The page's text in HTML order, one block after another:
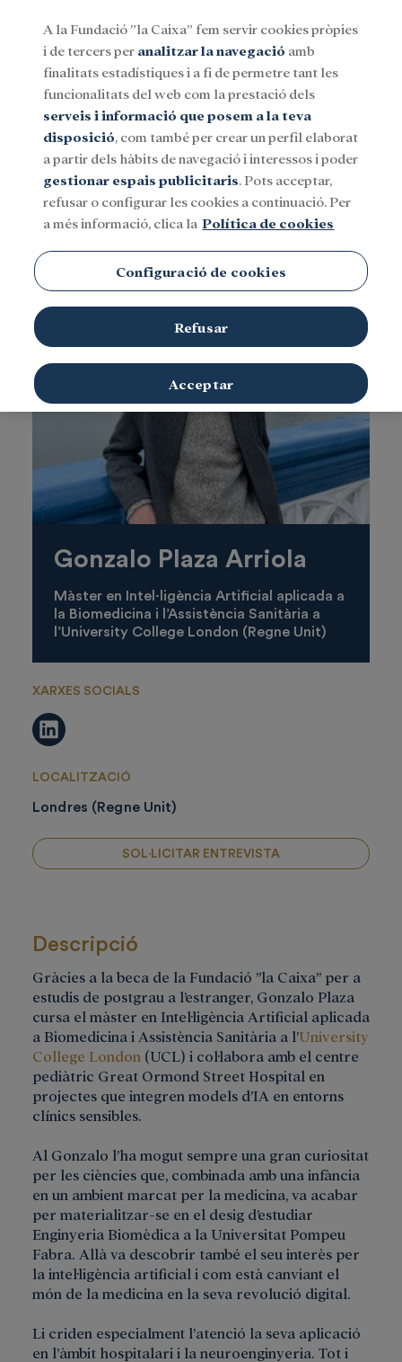
Menu
SocialInvestigació i bequesCultura
Gonzalo Plaza Arriola
Màster en Intel·ligència Artificial aplicada a
la Biomedicina i l’Assistència Sanitària a
l’University College London (Regne Unit)
XARXES SOCIALS
LOCALITZACIÓ
Londres (Regne Unit)
SOL·LICITAR ENTREVISTA
Descripció
Gràcies a la beca de la Fundació ”la Caixa” per a
estudis de postgrau a l’estranger, Gonzalo Plaza
cursa el màster en Intel·ligència Artificial aplicada
a Biomedicina i Assistència Sanitària a l’University
College London (UCL) i col·labora amb el centre
pediàtric Great Ormond Street Hospital en
projectes que integren models d’IA en entorns
clínics sensibles.
Al Gonzalo l’ha mogut sempre una gran curiositat
per les ciències que, combinada amb una infància
en un ambient marcat per la medicina, va acabar
per materialitzar-se en el desig d’estudiar
Enginyeria Biomèdica a la Universitat Pompeu
Fabra. Allà va descobrir també el seu interès per
la intel·ligència artificial i com està canviant el
món de la medicina en la seva revolució digital.
Li criden especialment l’atenció la seva aplicació
en l’àmbit hospitalari i la neuroenginyeria. Tot i
A la Fundació ”la Caixa” fem servir cookies pròpies
i de tercers per analitzar la navegació amb
finalitats estadístiques i a fi de permetre tant les
funcionalitats del web com la prestació dels
serveis i informació que posem a la teva
disposició, com també per crear un perfil elaborat
a partir dels hàbits de navegació i interessos i poder
gestionar espais publicitaris. Pots acceptar,
refusar o configurar les cookies a continuació. Per
a més informació, clica la Política de cookies
Configuració de cookies
Refusar
Acceptar